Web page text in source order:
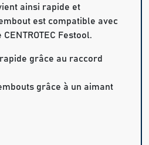
ainsi rapide et
est compatible avec
Festool.
grâce au raccord
grâce à un aimant